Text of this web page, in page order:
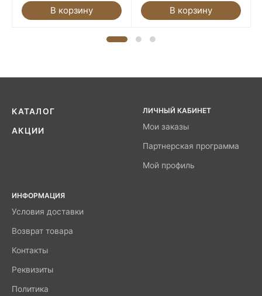
В корзину В корзину
КАТАЛОГ
АКЦИИ
ЛИЧНЫЙ КАБИНЕТ
Мои заказы
Партнерская программа
Мой профиль
ИНФОРМАЦИЯ
Условия доставки
Возврат товара
Контакты
Реквизиты
Политика